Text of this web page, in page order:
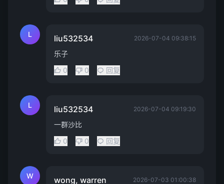
L liu532534 2026-07-04 09:38:15
乐子
0
0 回复
L liu532534 2026-07-04 09:19:30
一群沙比
0
0 回复
W wong, warren 2026-07-03 01:00:38